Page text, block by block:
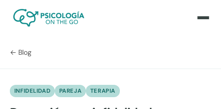
← Blog
INFIDELIDAD PAREJA TERAPIA